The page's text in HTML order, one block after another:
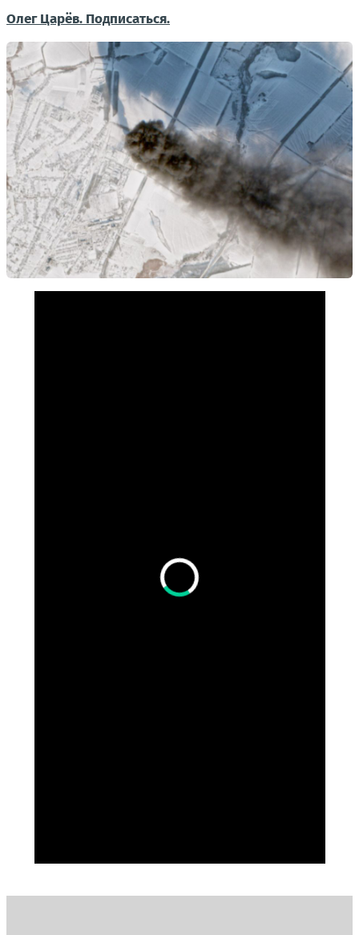
Олег Царёв. Подписаться.